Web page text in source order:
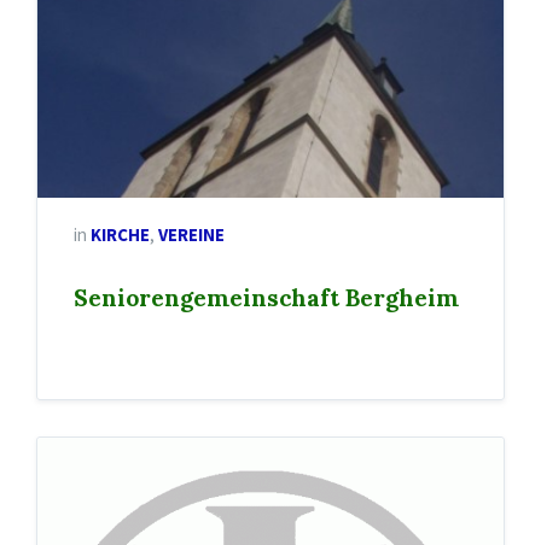
in KIRCHE, VEREINE
Seniorengemeinschaft Bergheim